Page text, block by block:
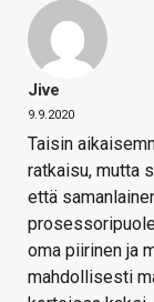
Jive
9.9.2020
Taisin
ratkaisu, mutta
että
oma piirinen ja
mahdollisesti